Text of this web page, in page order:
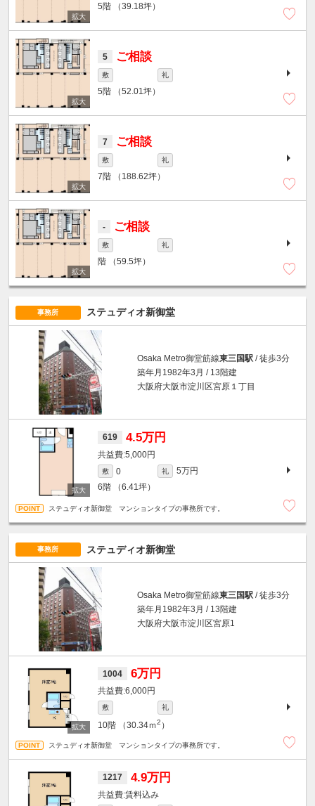
5階 （39.18坪）
5 ご相談
敷 礼
5階 （52.01坪）
7 ご相談
敷 礼
7階 （188.62坪）
- ご相談
敷 礼
階 （59.5坪）
事務所 ステュディオ新御堂
Osaka Metro御堂筋線東三国駅 / 徒歩3分
築年月1982年3月 / 13階建
大阪府大阪市淀川区宮原１丁目
619 4.5万円
5,000円
敷 0 礼
5万円
6階
（6.41坪）
ステュディオ新御堂 マンションタイプの事務所です。
事務所 ステュディオ新御堂
Osaka Metro御堂筋線東三国駅 / 徒歩3分
築年月1982年3月 / 13階建
大阪府大阪市淀川区宮原1
1004 6万円
6,000円
敷 礼
10階 （30.34ｍ2 ）
ステュディオ新御堂 マンションタイプの事務所です。
1217 4.9万円
賃料込み